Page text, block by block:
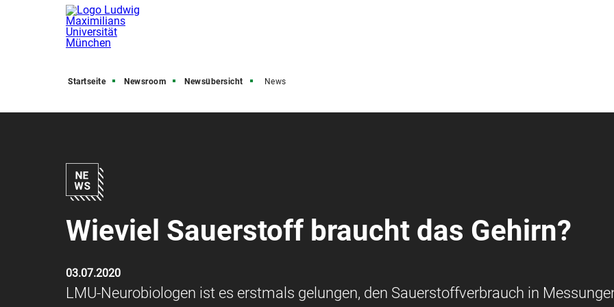
Startseite Newsroom Newsübersicht News
Wieviel Sauerstoff braucht das Gehirn?
03.07.2020
LMU-Neurobiologen ist es erstmals gelungen, den Sauerstoffverbrauch in